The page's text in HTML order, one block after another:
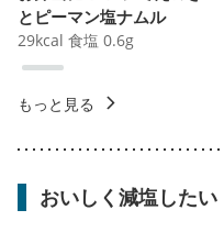
とピーマン塩ナムル
29kcal 食塩 0.6g
もっと見る
おいしく減塩したい